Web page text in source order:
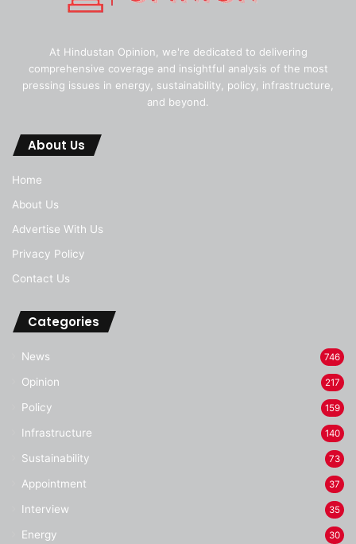
At Hindustan Opinion, we're dedicated to delivering
comprehensive coverage and insightful analysis of the most
pressing issues in energy, sustainability, policy, infrastructure,
and beyond.
About Us
Home
About Us
Advertise With Us
Privacy Policy
Contact Us
Categories
News 746
Opinion 217
Policy 159
Infrastructure 140
Sustainability 73
Appointment 37
Interview 35
Energy 30